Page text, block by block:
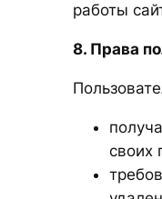
работы
8. Права
своих